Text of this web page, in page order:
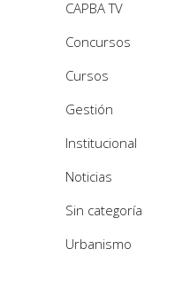
CAPBA TV
Concursos
Cursos
Gestión
Institucional
Noticias
Sin categoría
Urbanismo